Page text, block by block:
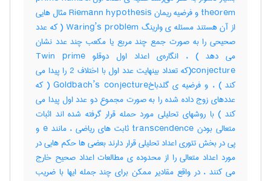
theorem و فرضیه ریمان Riemann hypothesis مثال هایی
از آن هستند مسئله ی وارینگ Waring’s problem ( که عدد
صحیحی را به صورت جمع چند مربع یا مکعب چند عدد نشان
می دهد ) ، انگاره‌ی اعداد اول دوقلو Twin prime
conjecture(که تعداد بینهایت عدد اول با اختلاف 2 را پیدا می
کند ) ، و فرضیه ی گلدباخGoldbach’s conjecture ( که
عددهای زوج داده شده را به صورت مجموع دو عدد اول پیدا می
کند ) با روشهای تحلیلی مورد حمله قرار گرفته شده اند اثبات
متعالی بودن transcendence ثابت های ریاضی ، مانند e و
پی در بخش تئوری اعداد تحلیلی قرار دارند بعضی ها حکم هایی در
مورد اعداد متعالی را از محدوده ی مطالعات اعداد صحیح خارج
می کنند ، در واقع مقادیر ممکن برای چند جمله ایها با ضریب